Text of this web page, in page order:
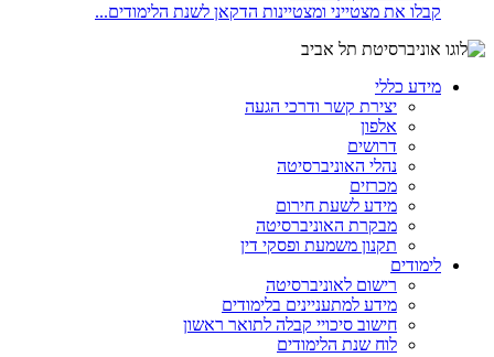
קבלו את מצטייני ומצטיינות הדקאן לשנת הלימודים...
מידע כללי
יצירת קשר ודרכי הגעה
אלפון
דרושים
נהלי האוניברסיטה
מכרזים
מידע לשעת חירום
מבקרת האוניברסיטה
תקנון משמעת ופסקי דין
לימודים
רישום לאוניברסיטה
מידע למתעניינים בלימודים
חישוב סיכויי קבלה לתואר ראשון
לוח שנת הלימודים